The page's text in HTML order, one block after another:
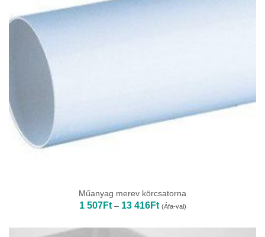
Műanyag merev körcsatorna
1 507Ft – 13 416FtÁrtartomány:
1
-
(Áfa-val)